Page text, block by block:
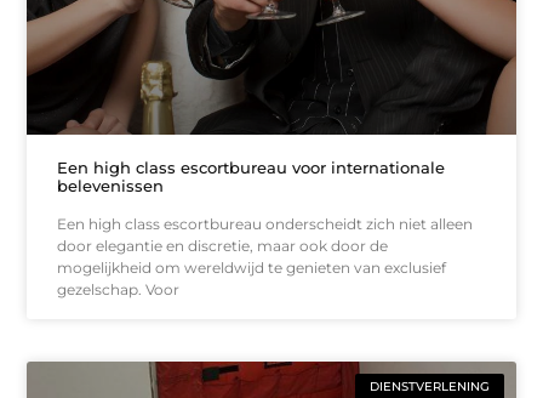
Een high class escortbureau voor internationale
belevenissen
Een high class escortbureau onderscheidt zich niet alleen
door elegantie en discretie, maar ook door de
mogelijkheid om wereldwijd te genieten van exclusief
gezelschap. Voor
DIENSTVERLENING